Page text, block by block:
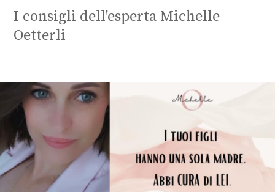
I consigli dell'esperta Michelle
Oetterli